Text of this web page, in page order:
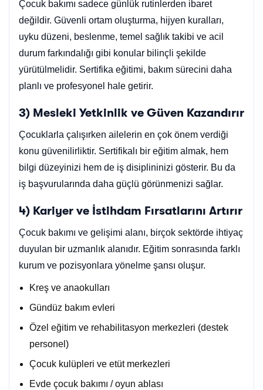
Çocuk bakımı sadece günlük rutinlerden ibaret
değildir. Güvenli ortam oluşturma, hijyen kuralları,
uyku düzeni, beslenme, temel sağlık takibi ve acil
durum farkındalığı gibi konular bilinçli şekilde
yürütülmelidir. Sertifika eğitimi, bakım sürecini daha
planlı ve profesyonel hale getirir.
3) Mesleki Yetkinlik ve Güven Kazandırır
Çocuklarla çalışırken ailelerin en çok önem verdiği
konu güvenilirliktir. Sertifikalı bir eğitim almak, hem
bilgi düzeyinizi hem de iş disiplininizi gösterir. Bu da
iş başvurularında daha güçlü görünmenizi sağlar.
4) Kariyer ve İstihdam Fırsatlarını Artırır
Çocuk bakımı ve gelişimi alanı, birçok sektörde ihtiyaç
duyulan bir uzmanlık alanıdır. Eğitim sonrasında farklı
kurum ve pozisyonlara yönelme şansı oluşur.
Kreş ve anaokulları
Gündüz bakım evleri
Özel eğitim ve rehabilitasyon merkezleri (destek
personel)
Çocuk kulüpleri ve etüt merkezleri
Evde çocuk bakımı / oyun ablası